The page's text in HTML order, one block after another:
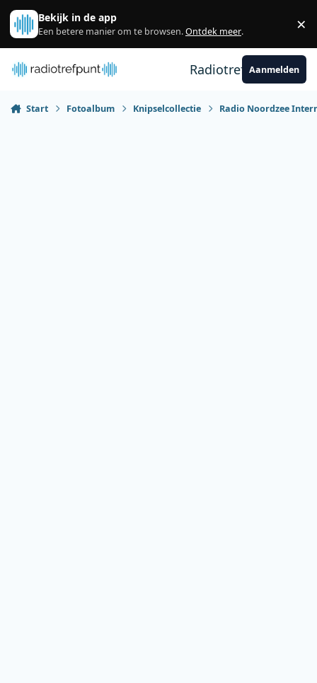
Spring naar bijdragen
Bekijk in de app
Een betere manier om te browsen.Ontdek meer. ×
RadiotrefpuntAanmelden
Start Fotoalbum Knipselcollectie Radio Noordzee